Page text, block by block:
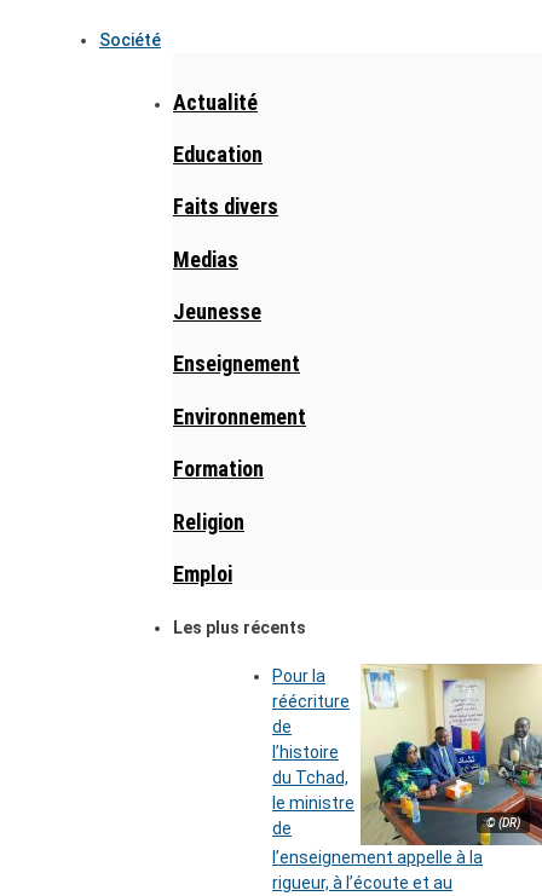
Société
Actualité
Education
Faits divers
Medias
Jeunesse
Enseignement
Environnement
Formation
Religion
Emploi
Les plus récents
© (DR)
Pour la
réécriture
de
l’histoire
du Tchad,
le ministre
de
l’enseignement appelle à la
rigueur, à l’écoute et au